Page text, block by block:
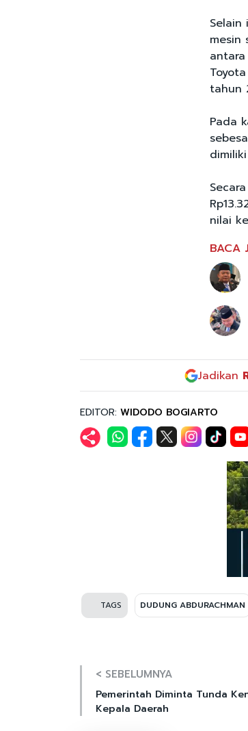
mesin
tahun
Pada
dimiliki
nilai
BACA
Jadikan
EDITOR: WIDODO BOGIARTO
TAGS DUDUNG ABDURACHMAN
< SEBELUMNYA
Pemerintah Diminta Tunda
Kepala Daerah